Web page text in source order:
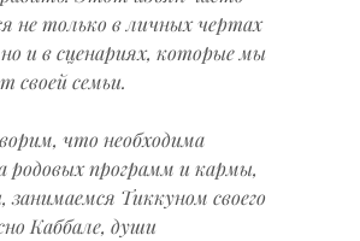
не только в личных чертах
и в сценариях, которые мы
своей семьи.
что необходима
родовых программ и кармы,
Тиккуном своего
Каббале, души